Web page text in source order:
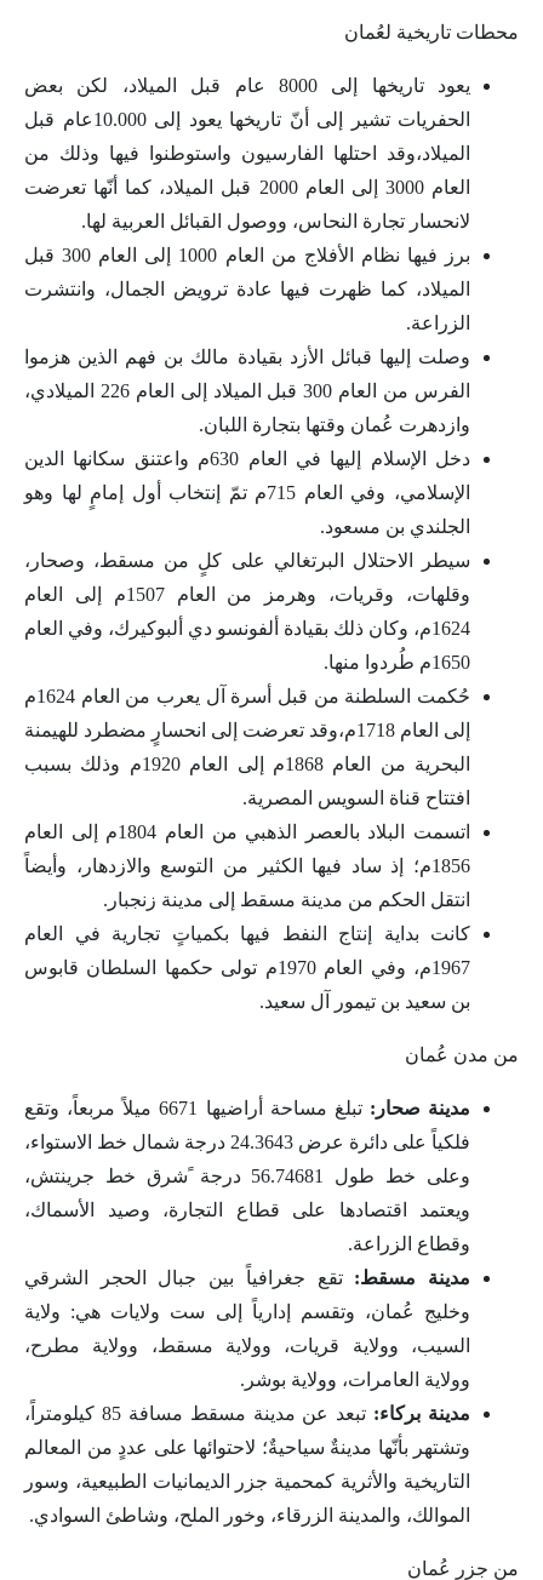
محطات تاريخية لعُمان
يعود تاريخها إلى 8000 عام قبل الميلاد، لكن بعض
الحفريات تشير إلى أنّ تاريخها يعود إلى 10.000عام قبل
الميلاد،وقد احتلها الفارسيون واستوطنوا فيها وذلك من
العام 3000 إلى العام 2000 قبل الميلاد، كما أنّها تعرضت
لانحسار تجارة النحاس، ووصول القبائل العربية لها.
برز فيها نظام الأفلاج من العام 1000 إلى العام 300 قبل
الميلاد، كما ظهرت فيها عادة ترويض الجمال، وانتشرت
الزراعة.
وصلت إليها قبائل الأزد بقيادة مالك بن فهم الذين هزموا
الفرس من العام 300 قبل الميلاد إلى العام 226 الميلادي،
وازدهرت عُمان وقتها بتجارة اللبان.
دخل الإسلام إليها في العام 630م واعتنق سكانها الدين
الإسلامي، وفي العام 715م تمّ إنتخاب أول إمامٍ لها وهو
الجلندي بن مسعود.
سيطر الاحتلال البرتغالي على كلٍ من مسقط، وصحار،
وقلهات، وقريات، وهرمز من العام 1507م إلى العام
1624م، وكان ذلك بقيادة ألفونسو دي ألبوكيرك، وفي العام
1650م طُردوا منها.
حُكمت السلطنة من قبل أسرة آل يعرب من العام 1624م
إلى العام 1718م،وقد تعرضت إلى انحسارٍ مضطرد للهيمنة
البحرية من العام 1868م إلى العام 1920م وذلك بسبب
افتتاح قناة السويس المصرية.
اتسمت البلاد بالعصر الذهبي من العام 1804م إلى العام
1856م؛ إذ ساد فيها الكثير من التوسع والازدهار، وأيضاً
انتقل الحكم من مدينة مسقط إلى مدينة زنجبار.
كانت بداية إنتاج النفط فيها بكمياتٍ تجارية في العام
1967م، وفي العام 1970م تولى حكمها السلطان قابوس
بن سعيد بن تيمور آل سعيد.
من مدن عُمان
مدينة صحار:
تبلغ مساحة أراضيها 6671 ميلاً مربعاً، وتقع
فلكياً على دائرة عرض 24.3643 درجة شمال خط الاستواء،
وعلى خط طول 56.74681 درجة ًشرق خط جرينتش،
ويعتمد اقتصادها على قطاع التجارة، وصيد الأسماك،
وقطاع الزراعة.
مدينة مسقط: تقع جغرافياً بين جبال الحجر الشرقي
وخليج عُمان، وتقسم إدارياً إلى ست ولايات هي: ولاية
السيب، وولاية قريات، وولاية مسقط، وولاية مطرح،
وولاية العامرات، وولاية بوشر.
مدينة بركاء:
تبعد عن مدينة مسقط مسافة 85 كيلومتراً،
وتشتهر بأنّها مدينةٌ سياحيةٌ؛ لاحتوائها على عددٍ من المعالم
التاريخية والأثرية كمحمية جزر الديمانيات الطبيعية، وسور
الموالك، والمدينة الزرقاء، وخور الملح، وشاطئ السوادي.
من جزر عُمان